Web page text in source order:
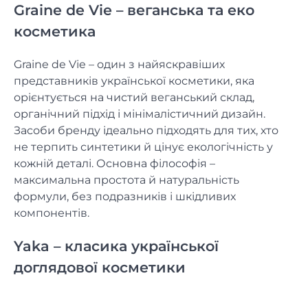
Graine de Vie – веганська та еко
косметика
Graine de Vie – один з найяскравіших
представників української косметики, яка
орієнтується на чистий веганський склад,
органічний підхід і мінімалістичний дизайн.
Засоби бренду ідеально підходять для тих, хто
не терпить синтетики й цінує екологічність у
кожній деталі. Основна філософія –
максимальна простота й натуральність
формули, без подразників і шкідливих
компонентів.
Yaka – класика української
доглядової косметики